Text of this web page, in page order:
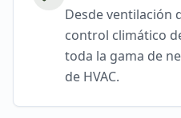
Desde ventilación
control climático
toda la gama de
de HVAC.